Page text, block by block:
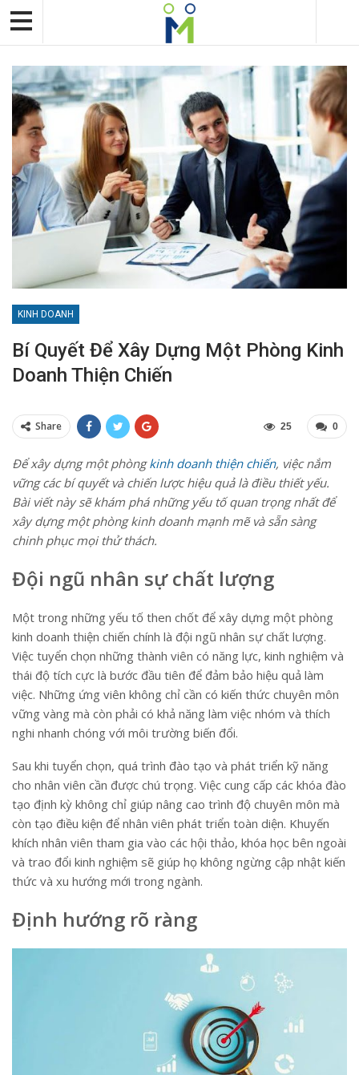
KINH DOANH
Bí Quyết Để Xây Dựng Một Phòng Kinh
Doanh Thiện Chiến
Share 0
25
Để xây dựng một phòngkinh doanh thiện chiến, việc nắm
vững các bí quyết và chiến lược hiệu quả là điều thiết yếu.
Bài viết này sẽ khám phá những yếu tố quan trọng nhất để
xây dựng một phòng kinh doanh mạnh mẽ và sẵn sàng
chinh phục mọi thử thách.
Đội ngũ nhân sự chất lượng
Một trong những yếu tố then chốt để xây dựng một phòng
kinh doanh thiện chiến chính là đội ngũ nhân sự chất lượng.
Việc tuyển chọn những thành viên có năng lực, kinh nghiệm và
thái độ tích cực là bước đầu tiên để đảm bảo hiệu quả làm
việc. Những ứng viên không chỉ cần có kiến thức chuyên môn
vững vàng mà còn phải có khả năng làm việc nhóm và thích
nghi nhanh chóng với môi trường biến đổi.
Sau khi tuyển chọn, quá trình đào tạo và phát triển kỹ năng
cho nhân viên cần được chú trọng. Việc cung cấp các khóa đào
tạo định kỳ không chỉ giúp nâng cao trình độ chuyên môn mà
còn tạo điều kiện để nhân viên phát triển toàn diện. Khuyến
khích nhân viên tham gia vào các hội thảo, khóa học bên ngoài
và trao đổi kinh nghiệm sẽ giúp họ không ngừng cập nhật kiến
thức và xu hướng mới trong ngành.
Định hướng rõ ràng